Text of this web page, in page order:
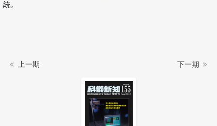
統。
上一期 下一期